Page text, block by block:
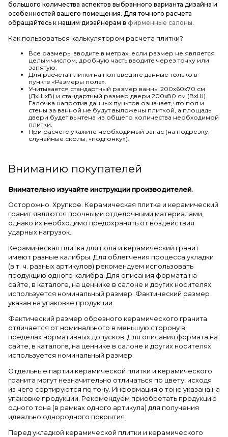
большого количества аспектов выбранного варианта дизайна и
особенностей вашего помещения. Для точного расчета
обращайтесь к нашим дизайнерам в фирменные салоны.
Как пользоваться калькулятором расчета плитки?
Все размеры вводите в метрах, если размер не является
целым числом, дробную часть вводите через точку или
запятую.
Для расчета плитки на пол вводите данные только в
пункте «Размеры пола».
Учитывается стандартный размер ванны 200х60х70 см
(ДхШхВ) и стандартный размер двери 200х80 см (ВхШ).
Галочка напротив данных пунктов означает, что пол и
стены за ванной не будут выложены плиткой, а площадь
двери будет вычтена из общего количества необходимой
плитки.
При расчете укажите необходимый запас (на подрезку,
случайные сколы, «подгонку»).
Вниманию покупателей
Внимательно изучайте инструкции производителей.
Осторожно. Хрупкое. Керамическая плитка и керамический
гранит являются прочными отделочными материалами,
однако их необходимо предохранять от воздействия
ударных нагрузок.
Керамическая плитка для пола и керамический гранит
имеют разные калибры. Для облегчения процесса укладки
(в т. ч. разных артикулов) рекомендуем использовать
продукцию одного калибра. Для описания формата на
сайте, в каталоге, на ценнике в салоне и других носителях
используется номинальный размер. Фактический размер
указан на упаковке продукции.
Фактический размер обрезного керамического гранита
отличается от номинального в меньшую сторону в
пределах нормативных допусков. Для описания формата на
сайте, в каталоге, на ценнике в салоне и других носителях
используется номинальный размер.
Отдельные партии керамической плитки и керамического
гранита могут незначительно отличаться по цвету, исходя
из чего сортируются по тону. Информация о тоне указана на
упаковке продукции. Рекомендуем приобретать продукцию
одного тона (в рамках одного артикула) для получения
идеально однородного покрытия.
Перед укладкой керамической плитки и керамического